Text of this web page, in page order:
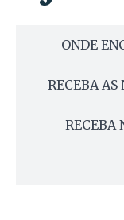
ONDE
RECEBA AS
RECEBA